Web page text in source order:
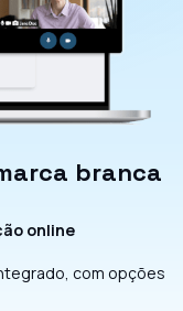
branca
online
com opções